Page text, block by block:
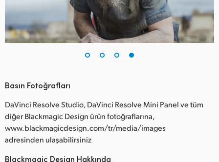
Basın Fotoğrafları
DaVinci Resolve Studio, DaVinci Resolve Mini Panel ve tüm
diğer Blackmagic Design ürün fotoğraflarına,
www.blackmagicdesign.com/tr/media/images
adresinden ulaşabilirsiniz
Blackmagic Design Hakkında